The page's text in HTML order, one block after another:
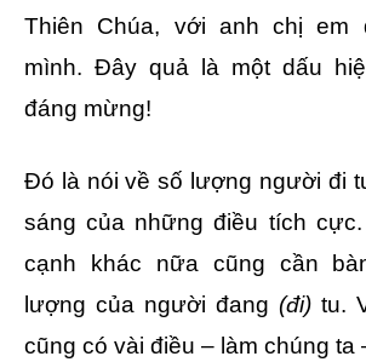
Thiên Chúa, với anh chị em
mình. Đây quả là một dấu
đáng mừng!
Đó là nói về số lượng người đi
sáng của những điều tích
cạnh khác nữa cũng cần
lượng của người đang (đi) tu.
cũng có vài điều – làm chúng